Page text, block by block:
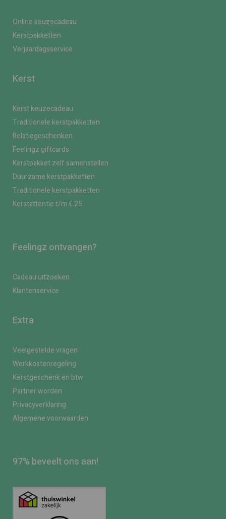
Online keuzecadeau
Kerstpakketten
Verjaardagsservice
Kerst
Kerst keuzecadeau
Traditionele kerstpakketten
Relatiegeschenken
Feelingz giftcards
Kerstpakket zelf samenstellen
Duurzame kerstpakketten
Traditionele kerstpakketten
Kerstattentie t/m € 25
Feelingz ontvangen?
Cadeau uitzoeken
Klantenservice
Extra
Veelgestelde vragen
Werkkostenregeling
Kerstgeschenk en btw
Partner worden
Privacyverklaring
Algemene voorwaarden
97% beveelt ons aan!